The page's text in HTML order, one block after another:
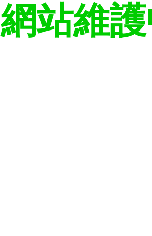
網站維